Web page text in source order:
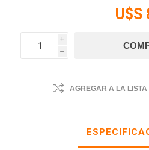
U$S
i
h
AGREGAR A LA LISTA